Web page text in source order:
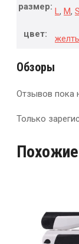
размер: L , M, S
цвет:
Обзоры
Отзывов пока
Только